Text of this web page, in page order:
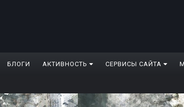
БЛОГИ АКТИВНОСТЬ СЕРВИСЫ САЙТА